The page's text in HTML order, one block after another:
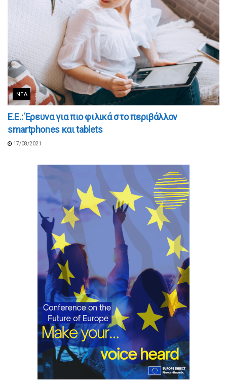
ΝΈΑ
E.E.: Έρευνα για πιο φιλικά στο περιβάλλον
smartphones και tablets
17/08/2021